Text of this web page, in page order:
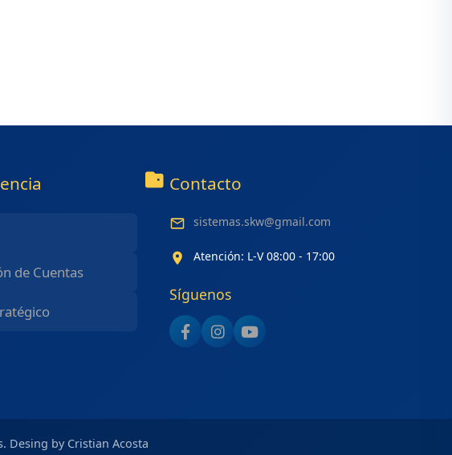
de Cuentas
Contacto
sistemas.skw@gmail.com
Atención: L-V 08:00 - 17:00
Síguenos
Desing by Cristian Acosta